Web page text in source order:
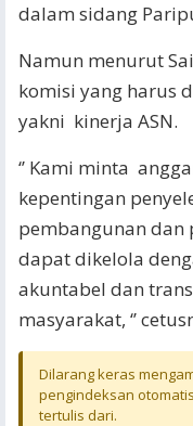
dalam sidang
Namun menurut
komisi yang harus
yakni kinerja ASN.
‘’ Kami minta
kepentingan
pembangunan dan
dapat dikelola
akuntabel dan
masyarakat, ‘’
Dilarang keras
pengindeksan
tertulis dari.